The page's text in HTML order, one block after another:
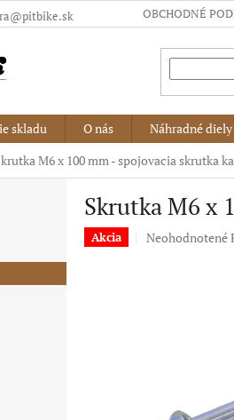
OBCHODNÉ
skladu O nás Náhradné diely
M6 x 100 mm - spojovacia skrutka
Skrutka M6 x
Akcia
Priemerné
Neohodnotené